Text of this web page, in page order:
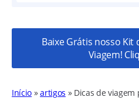
Baixe Grátis nosso Kit
Viagem!
Início »artigos » Dicas de viagem